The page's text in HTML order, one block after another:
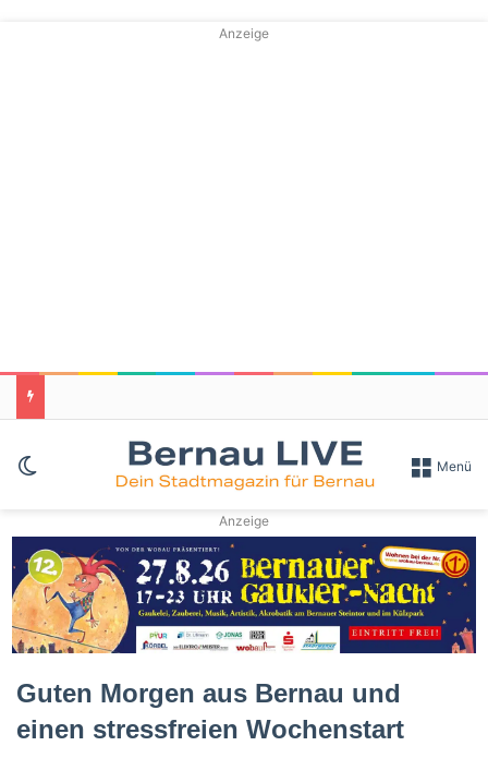
Anzeige
Skin umschalten Menü
Anzeige
Guten Morgen aus Bernau und
einen stressfreien Wochenstart